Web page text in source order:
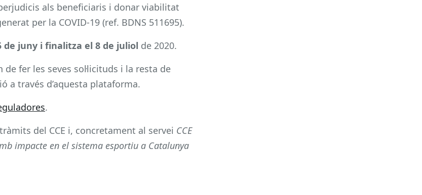
als beneficiaris i donar viabilitat
per la COVID-19 (ref. BDNS 511695).
de juny i finalitza el 8 de juliol de 2020.
fer les seves sol·licituds i la resta de
a través d’aquesta plataforma.
.
del CCE i, concretament al servei CCE
impacte en el sistema esportiu a Catalunya